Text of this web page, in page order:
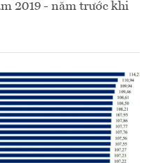
2019 - năm trước khi